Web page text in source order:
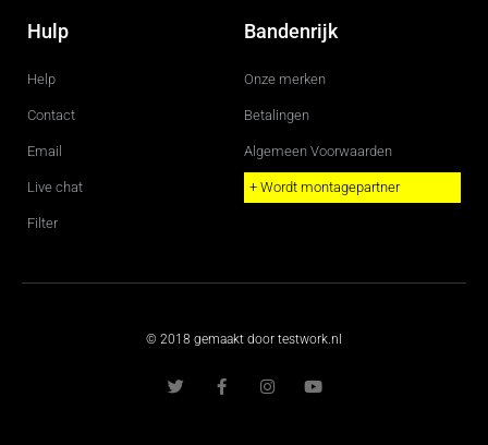
Hulp
Help
Contact
Email
Live chat
Filter
Bandenrijk
Onze merken
Betalingen
Algemeen Voorwaarden
+ Wordt montagepartner
© 2018 gemaakt door testwork.nl
w
i
a
c
n
s
o
u